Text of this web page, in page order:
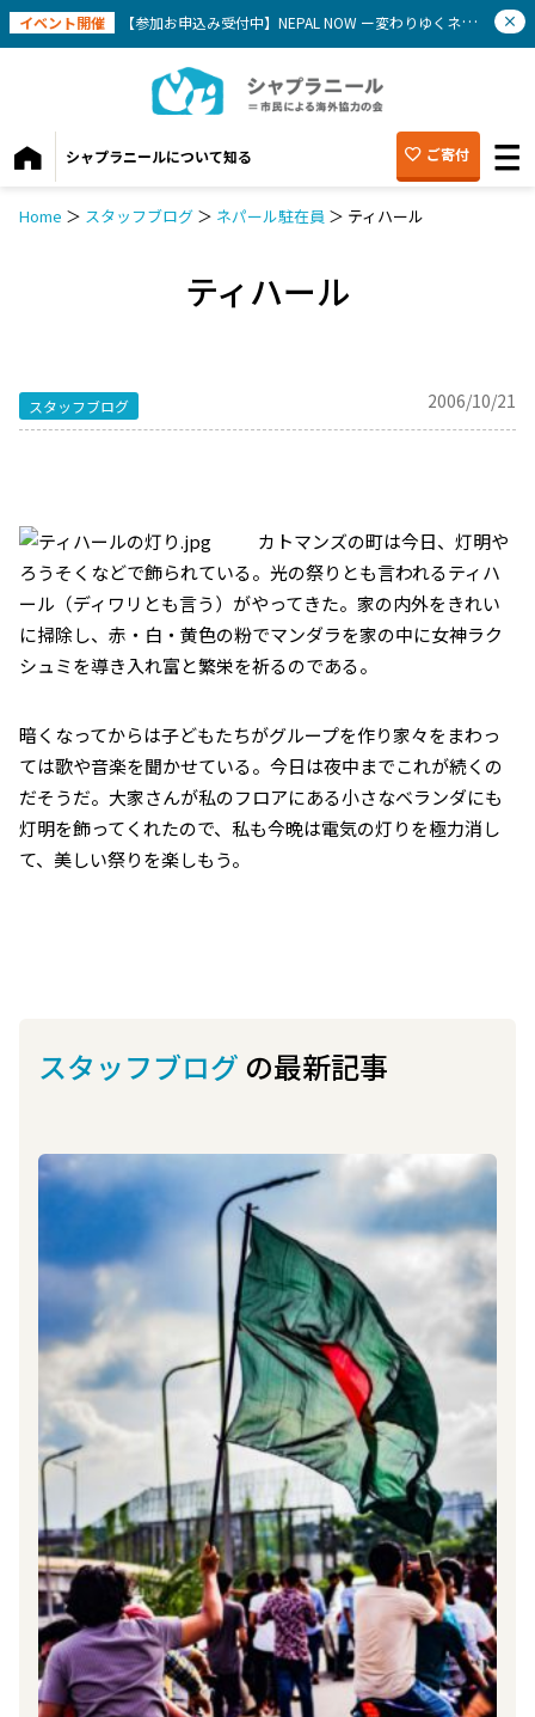
イベント開催 【参加お申込み受付中】NEPAL NOW ー変わりゆくネパールを知ろう(9/12）
シャプラニールについて知る ご寄付
Home ＞ スタッフブログ ＞ ネパール駐在員 ＞ ティハール
ティハール
スタッフブログ 2006/10/21
カトマンズの町は今日、灯明や
ろうそくなどで飾られている。光の祭りとも言われるティハ
ール（ディワリとも言う）がやってきた。家の内外をきれい
に掃除し、赤・白・黄色の粉でマンダラを家の中に女神ラク
シュミを導き入れ富と繁栄を祈るのである。
暗くなってからは子どもたちがグループを作り家々をまわっ
ては歌や音楽を聞かせている。今日は夜中までこれが続くの
だそうだ。大家さんが私のフロアにある小さなベランダにも
灯明を飾ってくれたので、私も今晩は電気の灯りを極力消し
て、美しい祭りを楽しもう。
スタッフブログ の最新記事